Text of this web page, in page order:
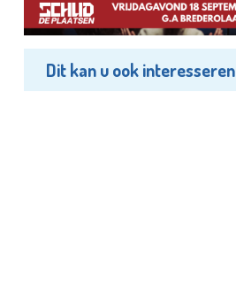
Dit kan u ook interesseren